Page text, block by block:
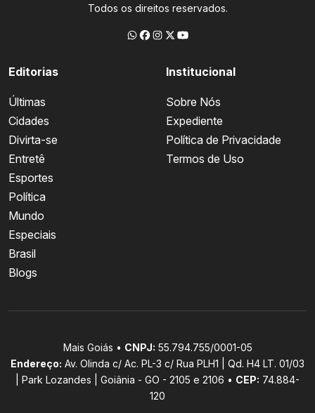
Todos os direitos reservados.
Editorias
Últimas
Cidades
Divirta-se
Entretê
Esportes
Política
Mundo
Especiais
Brasil
Blogs
Institucional
Sobre Nós
Expediente
Política de Privacidade
Termos de Uso
Mais Goiás • CNPJ: 55.794.755/0001-05
Endereço: Av. Olinda c/ Ac. PL-3 c/ Rua PLH1 | Qd. H4 LT. 01/03
| Park Lozandes | Goiânia - GO - 2105 e 2106 • CEP: 74.884-
120